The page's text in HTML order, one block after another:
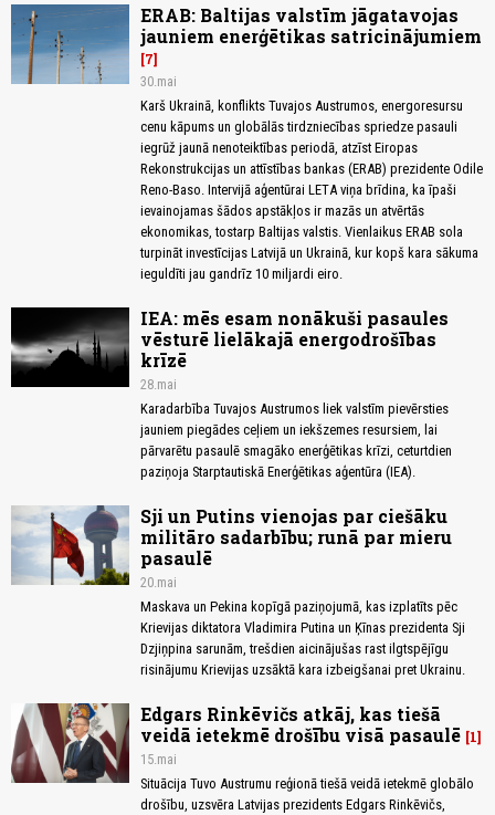
ERAB: Baltijas valstīm jāgatavojas
jauniem enerģētikas satricinājumiem
7
30.mai
Karš Ukrainā, konflikts Tuvajos Austrumos, energoresursu
cenu kāpums un globālās tirdzniecības spriedze pasauli
iegrūž jaunā nenoteiktības periodā, atzīst Eiropas
Rekonstrukcijas un attīstības bankas (ERAB) prezidente Odile
Reno-Baso. Intervijā aģentūrai LETA viņa brīdina, ka īpaši
ievainojamas šādos apstākļos ir mazās un atvērtās
ekonomikas, tostarp Baltijas valstis. Vienlaikus ERAB sola
turpināt investīcijas Latvijā un Ukrainā, kur kopš kara sākuma
ieguldīti jau gandrīz 10 miljardi eiro.
IEA: mēs esam nonākuši pasaules
vēsturē lielākajā energodrošības
krīzē
28.mai
Karadarbība Tuvajos Austrumos liek valstīm pievērsties
jauniem piegādes ceļiem un iekšzemes resursiem, lai
pārvarētu pasaulē smagāko enerģētikas krīzi, ceturtdien
paziņoja Starptautiskā Enerģētikas aģentūra (IEA).
Sji un Putins vienojas par ciešāku
militāro sadarbību; runā par mieru
pasaulē
20.mai
Maskava un Pekina kopīgā paziņojumā, kas izplatīts pēc
Krievijas diktatora Vladimira Putina un Ķīnas prezidenta Sji
Dzjiņpina sarunām, trešdien aicinājušas rast ilgtspējīgu
risinājumu Krievijas uzsāktā kara izbeigšanai pret Ukrainu.
Edgars Rinkēvičs atkāj, kas tiešā
veidā ietekmē drošību visā pasaulē 1
15.mai
Situācija Tuvo Austrumu reģionā tiešā veidā ietekmē globālo
drošību, uzsvēra Latvijas prezidents Edgars Rinkēvičs,